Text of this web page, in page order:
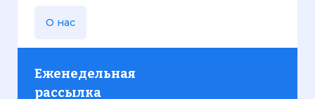
О нас
Еженедельная
рассылка